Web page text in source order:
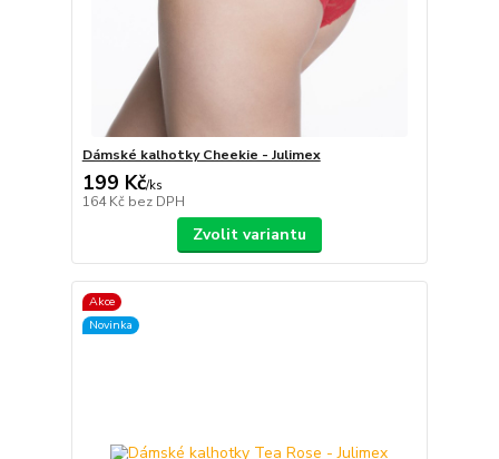
Dámské kalhotky Cheekie - Julimex
199 Kč/ks
164 Kč bez DPH
Zvolit variantu
Akce
Novinka